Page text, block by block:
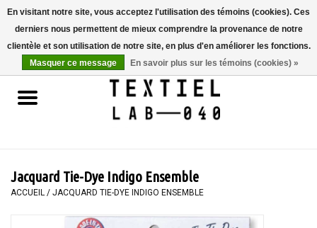
Accueil
LIVRES
PEINTURE
Jacquard Tie-Dye Indigo Ensemble
ACCUEIL / JACQUARD TIE-DYE INDIGO ENSEMBLE
En visitant notre site, vous acceptez l'utilisation des témoins (cookies). Ces
derniers nous permettent de mieux comprendre la provenance de notre
clientèle et son utilisation de notre site, en plus d'en améliorer les fonctions.
Masquer ce message
En savoir plus sur les témoins (cookies) »